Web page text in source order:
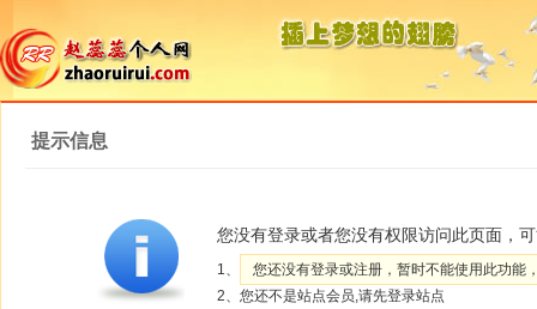
提示信息
您没有登录或者您没有权限访问此页面，
1、
您还没有登录或注册，暂时不能使用此功能
2、您还不是站点会员,请先登录站点